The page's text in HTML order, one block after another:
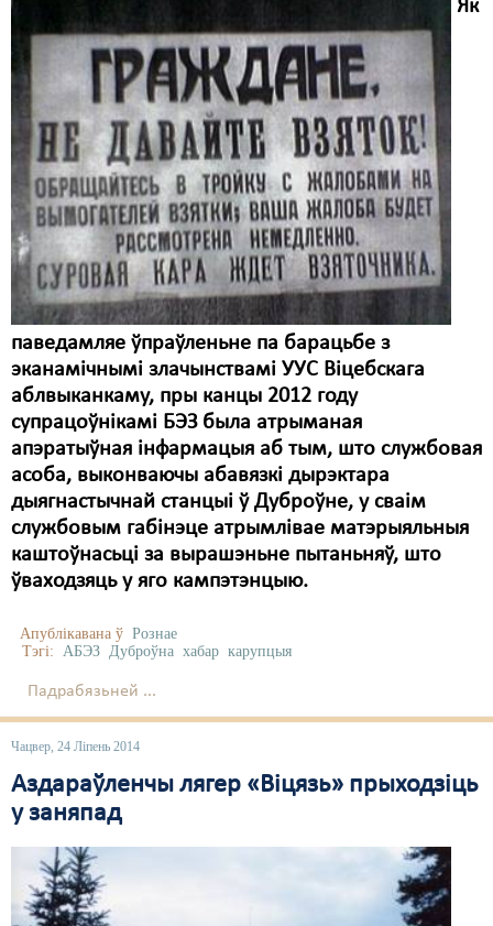
Як
паведамляе ўпраўленьне па барацьбе з
эканамічнымі злачынствамі УУС Віцебскага
аблвыканкаму, пры канцы 2012 году
супрацоўнікамі БЭЗ была атрыманая
апэратыўная інфармацыя аб тым, што службовая
асоба, выконваючы абавязкі дырэктара
дыягнастычнай станцыі ў Дуброўне, у сваім
службовым габінэце атрымлівае матэрыяльныя
каштоўнасьці за вырашэньне пытаньняў, што
ўваходзяць у яго кампэтэнцыю.
Апублікавана ў Рознае
Тэгі:
АБЭЗ Дуброўна хабар карупцыя
Падрабязьней ...
Чацвер, 24 Ліпень 2014
Aздараўленчы лягер «Віцязь» прыходзіць
у заняпад